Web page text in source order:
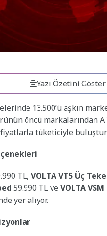
Yazı Özetini Göster
13.500’ü aşkın
öncü markalarından
tüketiciyle
TL, VOLTA VT5 Üç
59.990 TL ve VOLTA
yer alıyor.